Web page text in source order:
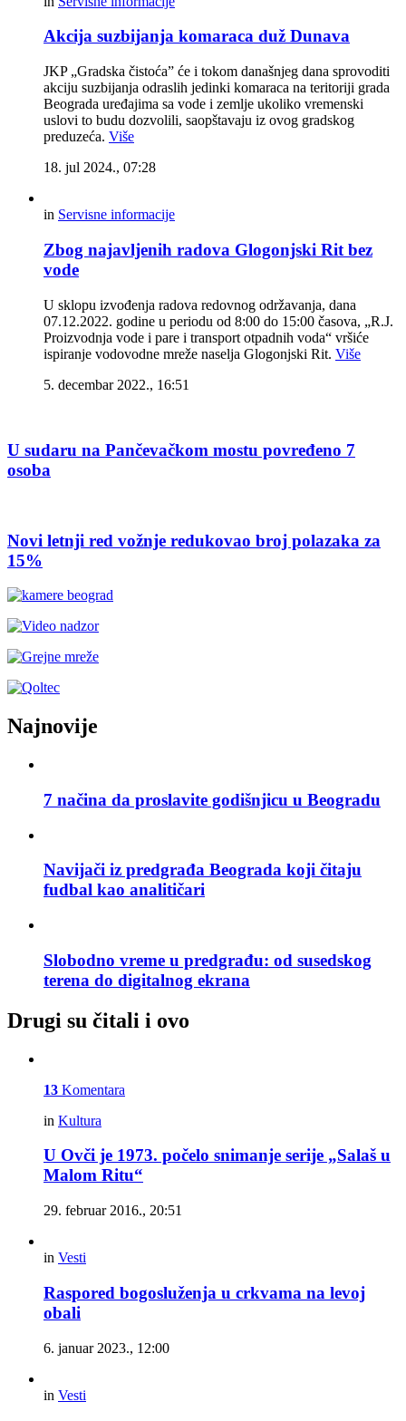
Akcija suzbijanja komaraca duž Dunava
JKP „Gradska čistoća” će i tokom današnjeg dana sprovoditi
akciju suzbijanja odraslih jedinki komaraca na teritoriji grada
Beograda uređajima sa vode i zemlje ukoliko vremenski
uslovi to budu dozvolili, saopštavaju iz ovog gradskog
preduzeća. Više
18. jul 2024., 07:28
in Servisne informacije
Zbog najavljenih radova Glogonjski Rit bez
vode
U sklopu izvođenja radova redovnog održavanja, dana
07.12.2022. godine u periodu od 8:00 do 15:00 časova, „R.J.
Proizvodnja vode i pare i transport otpadnih voda“ vršiće
ispiranje vodovodne mreže naselja Glogonjski Rit. Više
5. decembar 2022., 16:51
U sudaru na Pančevačkom mostu povređeno 7
osoba
Novi letnji red vožnje redukovao broj polazaka za
15%
Najnovije
7 načina da proslavite godišnjicu u Beogradu
Navijači iz predgrađa Beograda koji čitaju
fudbal kao analitičari
Slobodno vreme u predgrađu: od susedskog
terena do digitalnog ekrana
Drugi su čitali i ovo
13 Komentara
in Kultura
U Ovči je 1973. počelo snimanje serije „Salaš u
Malom Ritu“
29. februar 2016., 20:51
in Vesti
Raspored bogosluženja u crkvama na levoj
obali
6. januar 2023., 12:00
in Vesti